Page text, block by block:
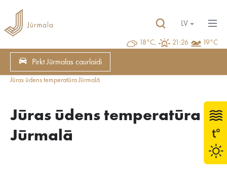
18°C, 21:26 19°C
LV
Pirkt Jūrmalas caurlaidi
Jūras ūdens temperatūra Jūrmalā
Jūras ūdens temperatūra
Jūrmalā